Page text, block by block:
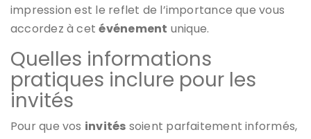
impression est le reflet de l’importance que vous
accordez à cetévénement unique.
Quelles informations
pratiques inclure pour les
invités
Pour que vos invités soient parfaitement informés,